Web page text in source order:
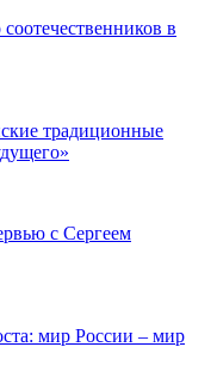
в
традиционные
с Сергеем
мир России – мир